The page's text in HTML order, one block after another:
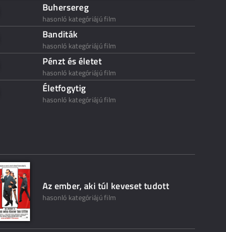
Buhersereg
hasonló kategóriájú film
Banditák
hasonló kategóriájú film
Pénzt és életet
hasonló kategóriájú film
Életfogytig
hasonló kategóriájú film
Az ember, aki túl keveset tudott
hasonló kategóriájú film